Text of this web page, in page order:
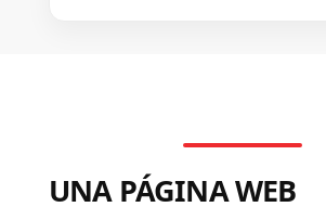
UNA PÁGINA WEB